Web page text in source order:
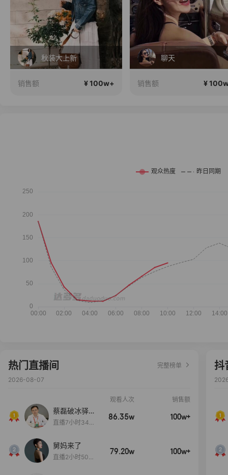
秋装大上新
销售额 ¥ 100w+
聊天
销售额 ¥
热门直播间
完整榜单
2026-08-07
观看人次 销售额
蔡磊破冰驿站
直播间好物分
直播7小时34分
86.35w 100w+
舅妈来了
直播2小时50分
79.20w 100w+
抖